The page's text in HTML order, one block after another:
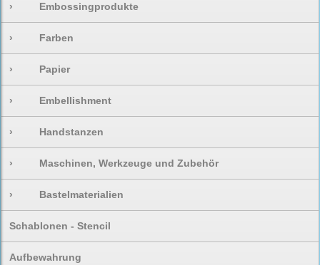
› Embossingprodukte
› Farben
› Papier
› Embellishment
› Handstanzen
› Maschinen, Werkzeuge und Zubehör
› Bastelmaterialien
Schablonen - Stencil
Aufbewahrung